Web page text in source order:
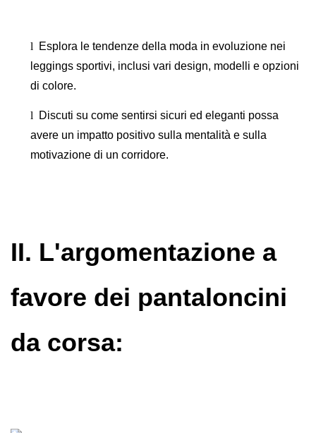
l
Esplora le tendenze della moda in evoluzione nei
leggings sportivi, inclusi vari design, modelli e opzioni
di colore.
l
Discuti su come sentirsi sicuri ed eleganti possa
avere un impatto positivo sulla mentalità e sulla
motivazione di un corridore.
II. L'argomentazione a
favore dei pantaloncini
da corsa: